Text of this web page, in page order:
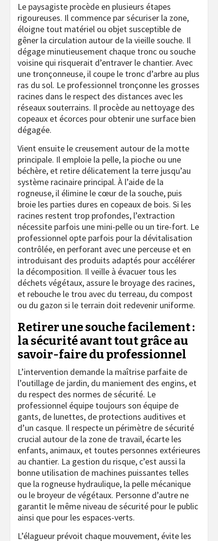
Le paysagiste procède en plusieurs étapes
rigoureuses. Il commence par sécuriser la zone,
éloigne tout matériel ou objet susceptible de
gêner la circulation autour de la vieille souche. Il
dégage minutieusement chaque tronc ou souche
voisine qui risquerait d’entraver le chantier. Avec
une tronçonneuse, il coupe le tronc d’arbre au plus
ras du sol. Le professionnel tronçonne les grosses
racines dans le respect des distances avec les
réseaux souterrains. Il procède au nettoyage des
copeaux et écorces pour obtenir une surface bien
dégagée.
Vient ensuite le creusement autour de la motte
principale. Il emploie la pelle, la pioche ou une
béchère, et retire délicatement la terre jusqu’au
système racinaire principal. À l’aide de la
rogneuse, il élimine le cœur de la souche, puis
broie les parties dures en copeaux de bois. Si les
racines restent trop profondes, l’extraction
nécessite parfois une mini-pelle ou un tire-fort. Le
professionnel opte parfois pour la dévitalisation
contrôlée, en perforant avec une perceuse et en
introduisant des produits adaptés pour accélérer
la décomposition. Il veille à évacuer tous les
déchets végétaux, assure le broyage des racines,
et rebouche le trou avec du terreau, du compost
ou du gazon si le terrain doit redevenir uniforme.
Retirer une souche facilement :
la sécurité avant tout grâce au
savoir-faire du professionnel
L’intervention demande la maîtrise parfaite de
l’outillage de jardin, du maniement des engins, et
du respect des normes de sécurité. Le
professionnel équipe toujours son équipe de
gants, de lunettes, de protections auditives et
d’un casque. Il respecte un périmètre de sécurité
crucial autour de la zone de travail, écarte les
enfants, animaux, et toutes personnes extérieures
au chantier. La gestion du risque, c’est aussi la
bonne utilisation de machines puissantes telles
que la rogneuse hydraulique, la pelle mécanique
ou le broyeur de végétaux. Personne d’autre ne
garantit le même niveau de sécurité pour le public
ainsi que pour les espaces-verts.
L’élagueur prévoit chaque mouvement, évite les